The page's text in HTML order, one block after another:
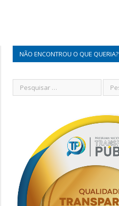
NÃO ENCONTROU O QUE QUERIA?